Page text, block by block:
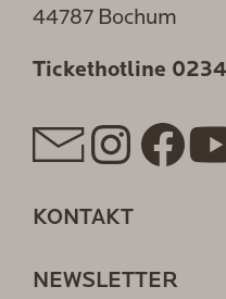
44787 Bochum
Tickethotline
KONTAKT
NEWSLETTER